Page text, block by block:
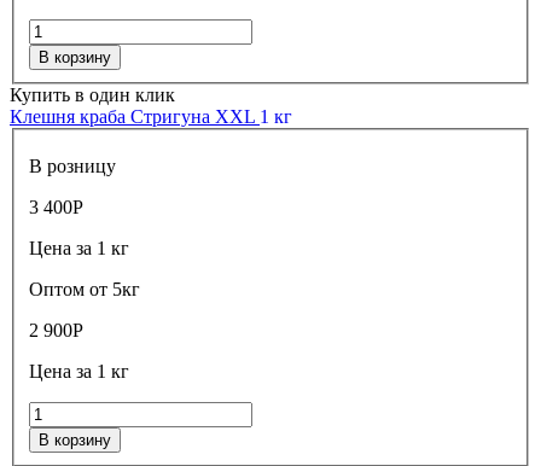
В корзину
Купить в один клик
Клешня краба Стригуна XXL 1 кг
В розницу
3 400Р
Цена за 1 кг
Оптом от 5кг
2 900Р
Цена за 1 кг
В корзину